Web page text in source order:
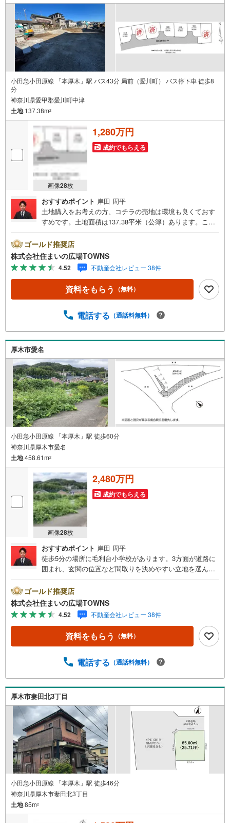
小田急小田原線 「本厚木」駅 バス43分 局前（愛川町） バス停下車 徒歩8
分
神奈川県愛甲郡愛川町中津
土地137.38m2
画像28枚
1,280万円
成約でもらえる
おすすめポイント 岸田 周平
土地購入をお考えの方、コチラの売地は環境も良くておす
すめです。土地面積は137.38平米（公簿）あります。こち
して一押しです。立地している第一種中高層住居専用地域
は、病院や老人福祉センターなどの医療福祉施設も建てる
ことができます。【年中無休/9:00～21:00】人気物件は特
にお問い合わせが集中するため、お早めにお電話下さい。
「室内・現地を見学する」ボタンよりご予約頂くとご見学
がスムーズです。■その他、各種ご相談も承っております。
住まいの広場TOWNSからお客様へ経験豊富なスタッフが親
他社様掲載物件も併せてご紹介可能ですのでお気軽にお問
い合わせ下さい♪駐車場もございますので、お車でのお越
しも大歓迎です！
ゴールド推奨店
株式会社住まいの広場TOWNS
4.52 不動産会社レビュー 38件
資料をもらう （無料）
電話する （通話料無料）
厚木市愛名
小田急小田原線 「本厚木」駅 徒歩60分
神奈川県厚木市愛名
土地458.61m2
画像28枚
2,480万円
成約でもらえる
おすすめポイント 岸田 周平
徒歩5分の場所に毛利台小学校があります。3方面が道路に
囲まれ、玄関の位置など間取りを決めやすい立地を選んで
以上です。住まいに適した周辺環境の整っている住宅用地
はこちらとなっています。売地をお探しの方におすすめの
土地です。立地する第二種住居地域とほぼ同じである一
方、パチンコ屋や麻雀屋、カラオケボックスなどを建てる
ことができない点で異なるのが第一種住居地域です。イチ
オシの土地面積458.61平米（公簿）の土地です。【年中無
ため、お早めにお電話下さい。「室内・現地を見学する」
各種ご相談も承っております。○住宅ローンのご相談○ライ
フプランのシミュレーション■住まいの広場TOWNSからお
客様へ経験豊富なスタッフが親身になってお客様に合った
物件をご紹介させて頂きます！ /他社様掲載物件も併せてご
紹介可能ですのでお気軽にお問い合わせ下さい♪駐車場も
ございますので、お車でのお
ゴールド推奨店
株式会社住まいの広場TOWNS
4.52 不動産会社レビュー 38件
資料をもらう （無料）
電話する （通話料無料）
厚木市妻田北3丁目
小田急小田原線 「本厚木」駅 徒歩46分
神奈川県厚木市妻田北3丁目
土地85m2